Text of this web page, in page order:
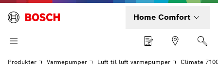
Home Comfort
Produkter Varmepumper Luft til luft varmepumper Climate